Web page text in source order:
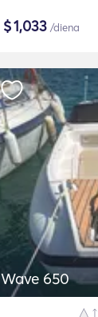
$1,033 /diena
Wave 650